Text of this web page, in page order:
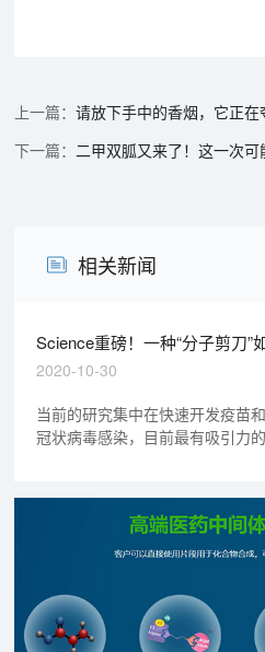
请放下手中的香烟，它正在
二甲双胍又来了！这一次可
相关新闻
Science重磅！一种“分子剪刀”
重要靶标？
2020-10-30
当前的研究集中在快速开发疫苗
冠状病毒感染，目前最有吸引力
律，并为开发具有潜在治疗价值